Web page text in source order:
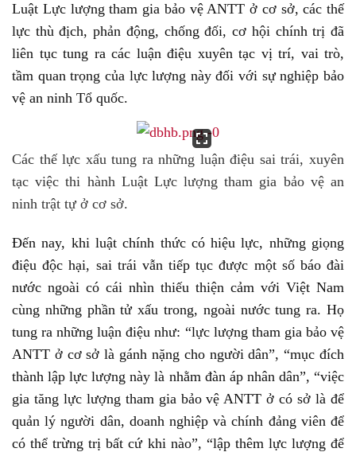
Luật Lực lượng tham gia bảo vệ ANTT ở cơ sở, các thế
lực thù địch, phản động, chống đối, cơ hội chính trị đã
liên tục tung ra các luận điệu xuyên tạc vị trí, vai trò,
tầm quan trọng của lực lượng này đối với sự nghiệp bảo
vệ an ninh Tổ quốc.
Các thế lực xấu tung ra những luận điệu sai trái, xuyên
tạc việc thi hành Luật Lực lượng tham gia bảo vệ an
ninh trật tự ở cơ sở.
Đến nay, khi luật chính thức có hiệu lực, những giọng
điệu độc hại, sai trái vẫn tiếp tục được một số báo đài
nước ngoài có cái nhìn thiếu thiện cảm với Việt Nam
cùng những phần tử xấu trong, ngoài nước tung ra. Họ
tung ra những luận điệu như: “lực lượng tham gia bảo vệ
ANTT ở cơ sở là gánh nặng cho người dân”, “mục đích
thành lập lực lượng này là nhằm đàn áp nhân dân”, “việc
gia tăng lực lượng tham gia bảo vệ ANTT ở có sở là để
quản lý người dân, doanh nghiệp và chính đảng viên để
có thể trừng trị bất cứ khi nào”, “lập thêm lực lượng để